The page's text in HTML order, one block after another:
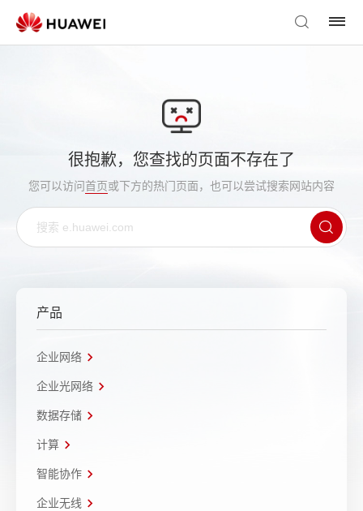
很抱歉，您查找的页面不存在了
您可以访问首页或下方的热门页面，也可以尝试搜索网站内容
产品
企业网络
企业光网络
数据存储
计算
智能协作
企业无线